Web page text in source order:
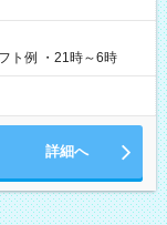
ト例 ・21時～6時
詳細へ